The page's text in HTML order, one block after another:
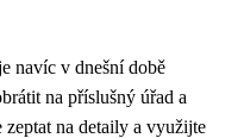
navíc v dnešní době
na příslušný úřad a
na detaily a využijte